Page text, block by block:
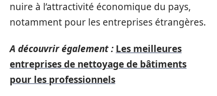
nuire à l’attractivité économique du pays,
notamment pour les entreprises étrangères.
A découvrir également : Les meilleures
entreprises de nettoyage de bâtiments
pour les professionnels